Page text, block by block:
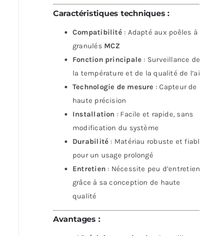
Caractéristiques techniques :
Compatibilité: Adapté aux poêles à
granulés MCZ
Fonction principale : Surveillance de
la température et de la qualité de l’air
Technologie de mesure : Capteur de
haute précision
Installation : Facile et rapide, sans
modification du système
Durabilité : Matériau robuste et fiable
pour un usage prolongé
Entretien : Nécessite peu d’entretien
grâce à sa conception de haute
qualité
Avantages :